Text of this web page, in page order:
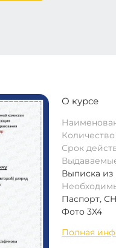
О курсе
Срок
Выписка из
Паспорт,
Фото 3Х4
Полная